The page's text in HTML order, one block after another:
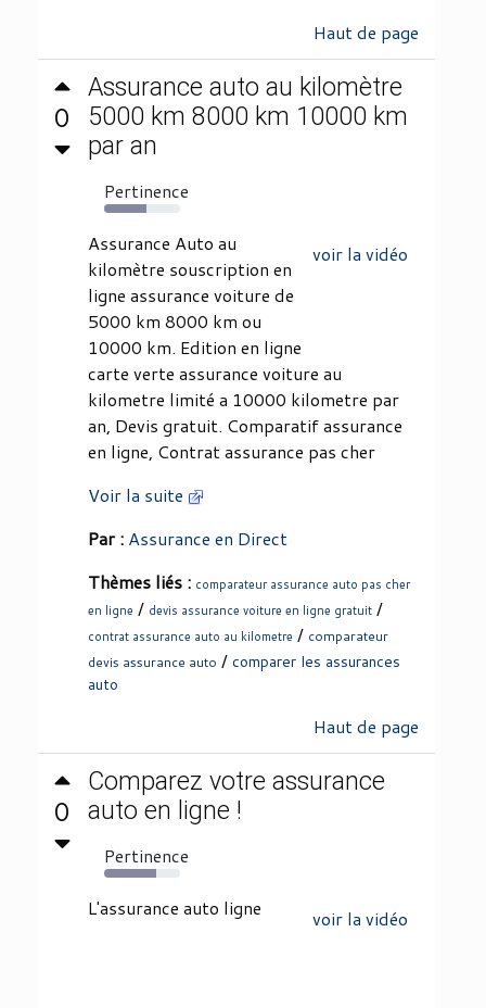
Haut de page
0
Assurance auto au kilomètre
5000 km 8000 km 10000 km
par an
Pertinence
56%
voir la vidéo
Assurance Auto au
kilomètre souscription en
ligne assurance voiture de
5000 km 8000 km ou
10000 km. Edition en ligne
carte verte assurance voiture au
kilometre limité a 10000 kilometre par
an, Devis gratuit. Comparatif assurance
en ligne, Contrat assurance pas cher
Voir la suite
Par : Assurance en Direct
Thèmes liés : comparateur assurance auto pas cher
en ligne / devis assurance voiture en ligne gratuit /
contrat assurance auto au kilometre / comparateur
devis assurance auto / comparer les assurances
auto
Haut de page
0
Comparez votre assurance
auto en ligne !
Pertinence
68%
voir la vidéo
L'assurance auto ligne